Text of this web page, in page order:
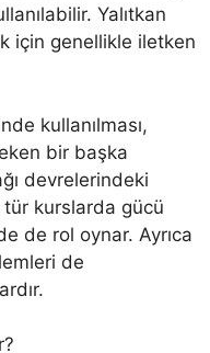
Yalıtkan
için genellikle iletken
kullanılması,
bir başka
devrelerindeki
kurslarda gücü
de rol oynar. Ayrıca
de